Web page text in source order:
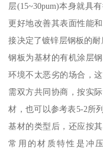
层(15~30pum)本身就具
更好地改善其表面性能
接决定了镀锌层钢板的
钢板为基材的有机涂层
环境不太恶劣的场合，
需双方共同协商，按实
材，也可以参考表5-2所
基材的类型后，还应按
常用的材质特性是冲